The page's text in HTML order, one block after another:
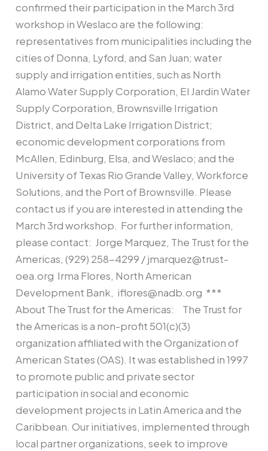
confirmed their participation in the March 3rd
workshop in Weslaco are the following:
representatives from municipalities including the
cities of Donna, Lyford, and San Juan; water
supply and irrigation entities, such as North
Alamo Water Supply Corporation, El Jardin Water
Supply Corporation, Brownsville Irrigation
District, and Delta Lake Irrigation District;
economic development corporations from
McAllen, Edinburg, Elsa, and Weslaco; and the
University of Texas Rio Grande Valley, Workforce
Solutions, and the Port of Brownsville. Please
contact us if you are interested in attending the
March 3rd workshop. For further information,
please contact: Jorge Marquez, The Trust for the
Americas, (929) 258-4299 / jmarquez@trust-
oea.org Irma Flores, North American
Development Bank, iflores@nadb.org ***
About The Trust for the Americas: The Trust for
the Americas is a non-profit 501(c)(3)
organization affiliated with the Organization of
American States (OAS). It was established in 1997
to promote public and private sector
participation in social and economic
development projects in Latin America and the
Caribbean. Our initiatives, implemented through
local partner organizations, seek to improve